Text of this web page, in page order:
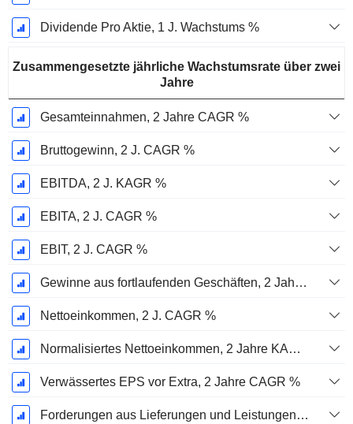
Dividende Pro Aktie, 1 J. Wachstums %
Zusammengesetzte jährliche Wachstumsrate über zwei
Jahre
Gesamteinnahmen, 2 Jahre CAGR %
Bruttogewinn, 2 J. CAGR %
EBITDA, 2 J. KAGR %
EBITA, 2 J. CAGR %
EBIT, 2 J. CAGR %
Gewinne aus fortlaufenden Geschäften, 2 Jahre. CAGR %
Nettoeinkommen, 2 J. CAGR %
Normalisiertes Nettoeinkommen, 2 Jahre KAGR %
Verwässertes EPS vor Extra, 2 Jahre CAGR %
Forderungen aus Lieferungen und Leistungen, 2 J. CAGR %